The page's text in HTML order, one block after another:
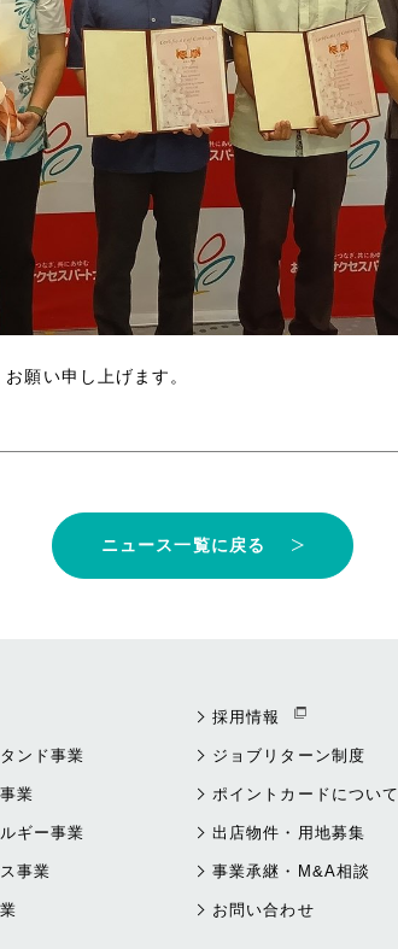
願い申し上げます。
ニュース一覧に戻る
ンド事業
業
ギー事業
事業
採用情報
ジョブリターン制度
ポイントカードについて
出店物件・用地募集
事業承継・M&A相談
お問い合わせ